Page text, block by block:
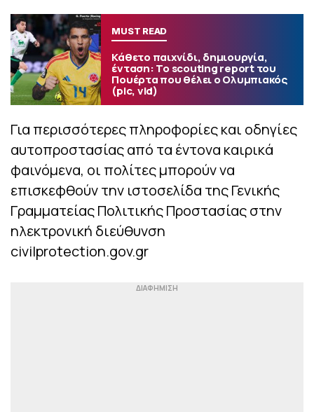
MUST READ
Κάθετο παιχνίδι, δημιουργία,
ένταση: Το scouting report του
Πουέρτα που θέλει ο Ολυμπιακός
(pic, vid)
Για περισσότερες πληροφορίες και οδηγίες
αυτοπροστασίας από τα έντονα καιρικά
φαινόμενα, οι πολίτες μπορούν να
επισκεφθούν την ιστοσελίδα της Γενικής
Γραμματείας Πολιτικής Προστασίας στην
ηλεκτρονική διεύθυνση
civilprotection.gov.gr